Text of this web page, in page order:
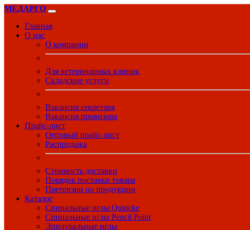
МЕДАРГО
Главная
О нас
О компании
Для ветеринарных клиник
Складские услуги
Вакансия секретаря
Вакансия провизора
Прайс-лист
Оптовый прайс-лист
Распродажа
Стоимость доставки
Порядок поставки товара
Претензии по продукции
Каталог
Спинальные иглы Quincke
Спинальные иглы Pencil Point
Эпидуральные иглы